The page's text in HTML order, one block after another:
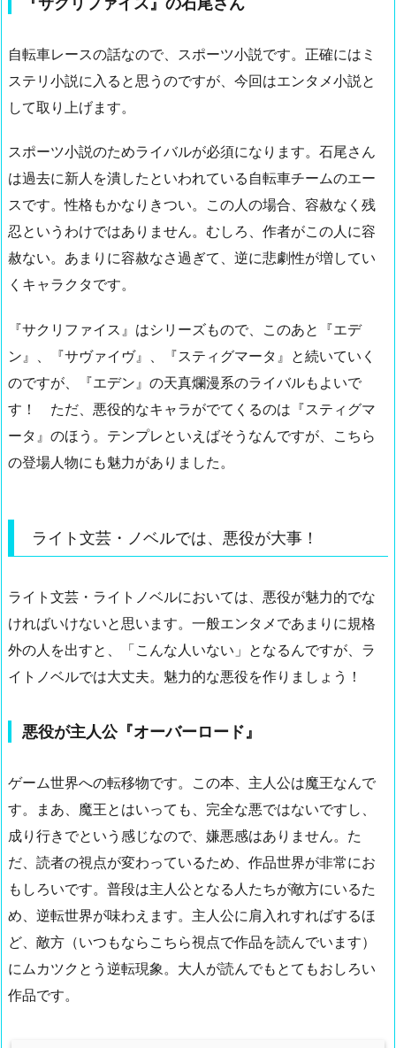
自転車レースの話なので、スポーツ小説です。正確にはミ
ステリ小説に入ると思うのですが、今回はエンタメ小説と
して取り上げます。
スポーツ小説のためライバルが必須になります。石尾さん
は過去に新人を潰したといわれている自転車チームのエー
スです。性格もかなりきつい。この人の場合、容赦なく残
忍というわけではありません。むしろ、作者がこの人に容
赦ない。あまりに容赦なさ過ぎて、逆に悲劇性が増してい
くキャラクタです。
『サクリファイス』はシリーズもので、このあと『エデ
ン』、『サヴァイヴ』、『スティグマータ』と続いていく
のですが、『エデン』の天真爛漫系のライバルもよいで
す！ ただ、悪役的なキャラがでてくるのは『スティグマ
ータ』のほう。テンプレといえばそうなんですが、こちら
の登場人物にも魅力がありました。
ライト文芸・ノベルでは、悪役が大事！
ライト文芸・ライトノベルにおいては、悪役が魅力的でな
ければいけないと思います。一般エンタメであまりに規格
外の人を出すと、「こんな人いない」となるんですが、ラ
イトノベルでは大丈夫。魅力的な悪役を作りましょう！
悪役が主人公『オーバーロード』
ゲーム世界への転移物です。この本、主人公は魔王なんで
す。まあ、魔王とはいっても、完全な悪ではないですし、
成り行きでという感じなので、嫌悪感はありません。た
だ、読者の視点が変わっているため、作品世界が非常にお
もしろいです。普段は主人公となる人たちが敵方にいるた
め、逆転世界が味わえます。主人公に肩入れすればするほ
ど、敵方（いつもならこちら視点で作品を読んでいます）
にムカツクとう逆転現象。大人が読んでもとてもおしろい
作品です。